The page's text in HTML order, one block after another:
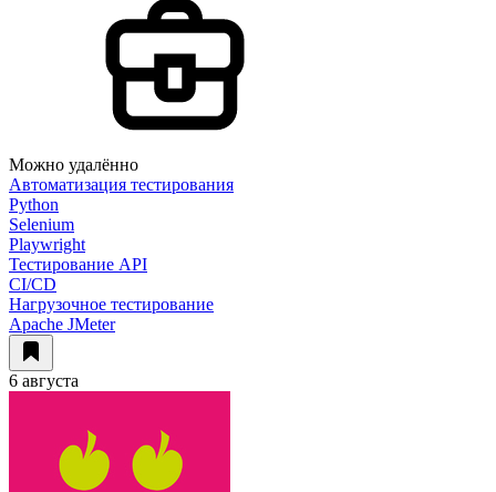
Можно удалённо
Автоматизация тестирования
Python
Selenium
Playwright
Тестирование API
CI/CD
Нагрузочное тестирование
Apache JMeter
6 августа